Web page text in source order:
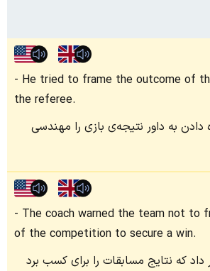
He tried to frame the outcome of
the referee.
دادن به داور نتیجه‌ی بازی را مهندسی
The coach warned the team not to
of the competition to secure a win.
که نتایج مسابقات را برای کسب برد